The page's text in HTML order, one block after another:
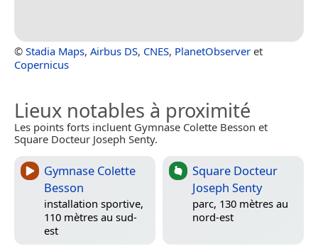
© Stadia Maps, Airbus DS, CNES, PlanetObserver et
Copernicus
Lieux notables à proximité
Les points forts incluent Gymnase Colette Besson et
Square Docteur Joseph Senty.
Gymnase Colette
Besson
installation sportive,
110 mètres au sud-
est
Square Docteur
Joseph Senty
parc, 130 mètres au
nord-est